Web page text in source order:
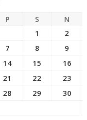
P S
N
1
2
7 8
9
14 15
16
21 22
23
28 29
30